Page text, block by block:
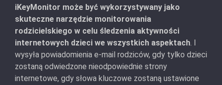
iKeyMonitor może być wykorzystywany jako
skuteczne narzędzie monitorowania
rodzicielskiego w celu śledzenia aktywności
internetowych dzieci we wszystkich aspektach. I
wysyła powiadomienia e-mail rodziców, gdy tylko dzieci
zostaną odwiedzone nieodpowiednie strony
internetowe, gdy słowa kluczowe zostaną ustawione